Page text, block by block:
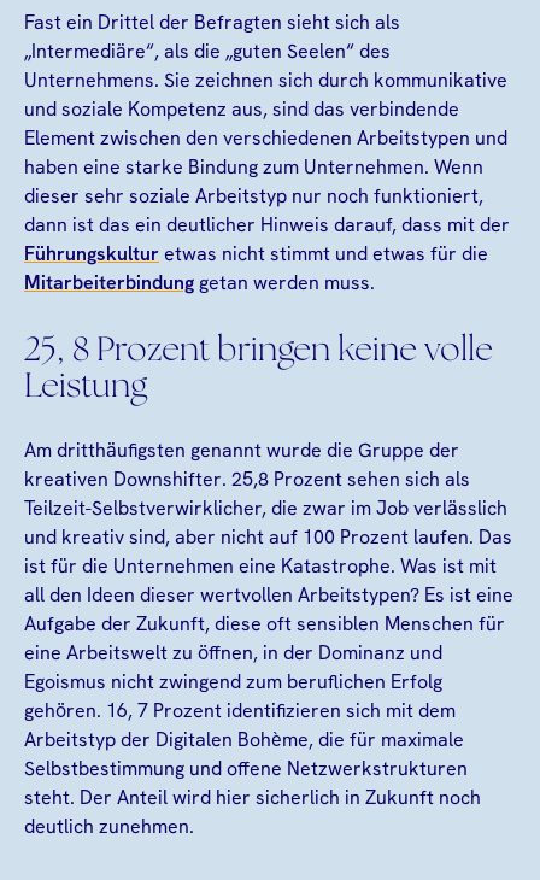
Fast ein Drittel der Befragten sieht sich als
„Intermediäre“, als die „guten Seelen“ des
Unternehmens. Sie zeichnen sich durch kommunikative
und soziale Kompetenz aus, sind das verbindende
Element zwischen den verschiedenen Arbeitstypen und
haben eine starke Bindung zum Unternehmen. Wenn
dieser sehr soziale Arbeitstyp nur noch funktioniert,
dann ist das ein deutlicher Hinweis darauf, dass mit der
Führungskulturetwas nicht stimmt und etwas für die
Mitarbeiterbindunggetan werden muss.
25, 8 Prozent bringen keine volle
Leistung
Am dritthäufigsten genannt wurde die Gruppe der
kreativen Downshifter. 25,8 Prozent sehen sich als
Teilzeit-Selbstverwirklicher, die zwar im Job verlässlich
und kreativ sind, aber nicht auf 100 Prozent laufen. Das
ist für die Unternehmen eine Katastrophe. Was ist mit
all den Ideen dieser wertvollen Arbeitstypen? Es ist eine
Aufgabe der Zukunft, diese oft sensiblen Menschen für
eine Arbeitswelt zu öffnen, in der Dominanz und
Egoismus nicht zwingend zum beruflichen Erfolg
gehören. 16, 7 Prozent identifizieren sich mit dem
Arbeitstyp der Digitalen Bohème, die für maximale
Selbstbestimmung und offene Netzwerkstrukturen
steht. Der Anteil wird hier sicherlich in Zukunft noch
deutlich zunehmen.